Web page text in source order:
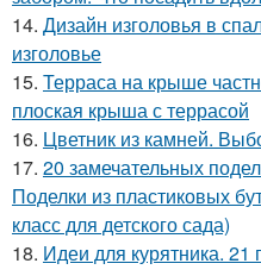
14. Дизайн изголовья в
изголовье
15. Терраса на крыше
плоская крыша с террасой
16. Цветник из камней.
17. 20 замечательных
Поделки из пластиковых
класс для детского сада)
18. Идеи для курятника.